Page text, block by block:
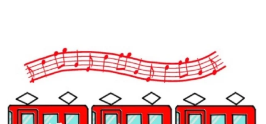
お知らせ
イベント・グッズ
YouTube
会社情報